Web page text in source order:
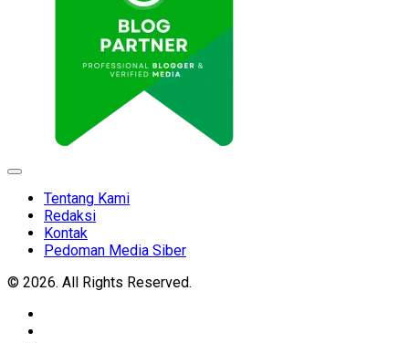
Expand
Tentang Kami
Redaksi
Kontak
Pedoman Media Siber
© 2026. All Rights Reserved.